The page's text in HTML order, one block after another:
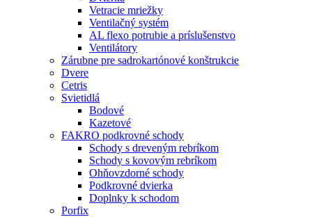
Vetracie mriežky
Ventilačný systém
AL flexo potrubie a príslušenstvo
Ventilátory
Zárubne pre sadrokartónové konštrukcie
Dvere
Cetris
Svietidlá
Bodové
Kazetové
FAKRO podkrovné schody
Schody s dreveným rebríkom
Schody s kovovým rebríkom
Ohňovzdorné schody
Podkrovné dvierka
Doplnky k schodom
Porfix